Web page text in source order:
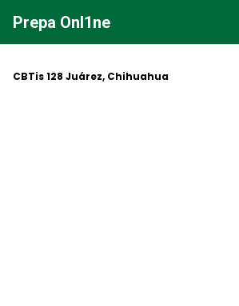
contenido
Prepa Onl1ne
CBTis 128 Juárez, Chihuahua